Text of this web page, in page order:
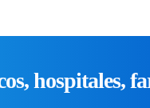
hospitales,